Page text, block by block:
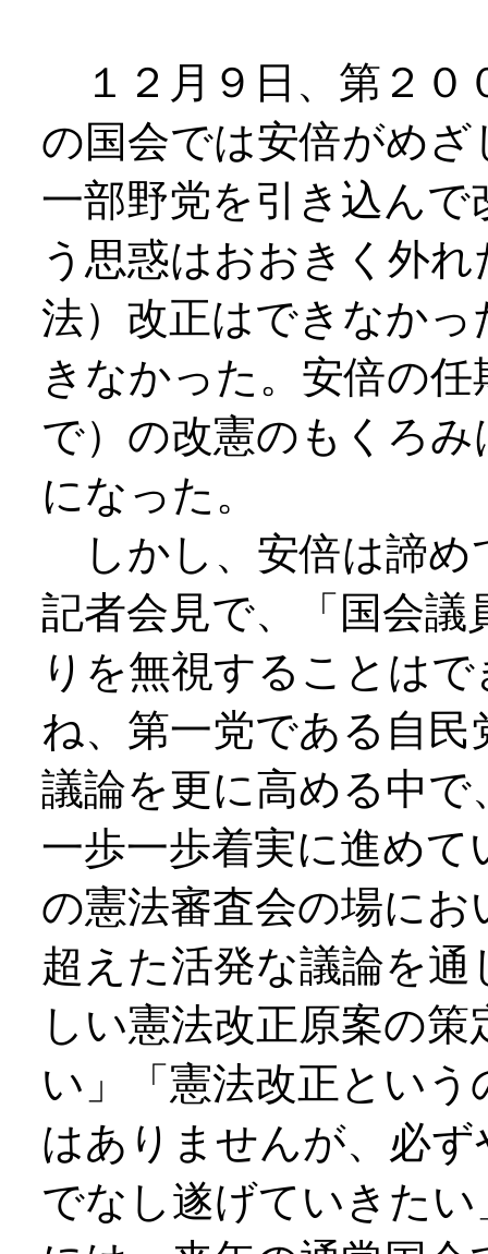
１２月９日、第２０
の国会では安倍がめ
一部野党を引き込ん
う思惑はおおきく外
法）改正はできなか
きなかった。安倍の
で）の改憲のもくろ
になった。
しかし、安倍は諦め
記者会見で、「国会議
りを無視することは
ね、第一党である自
議論を更に高める中
一歩一歩着実に進め
の憲法審査会の場に
超えた活発な議論を
しい憲法改正原案の
い」「憲法改正とい
はありませんが、必
でなし遂げていきた